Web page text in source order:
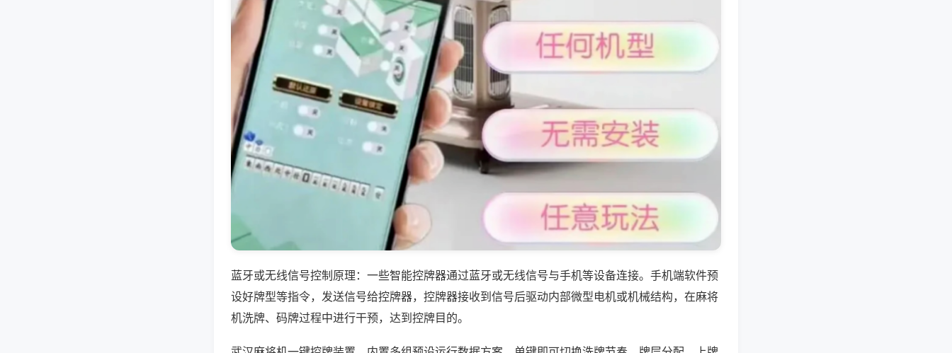
蓝牙或无线信号控制原理：一些智能控牌器通过蓝牙或无线信号与手机等设备连接。手机端软件预
设好牌型等指令，发送信号给控牌器，控牌器接收到信号后驱动内部微型电机或机械结构，在麻将
机洗牌、码牌过程中进行干预，达到控牌目的。